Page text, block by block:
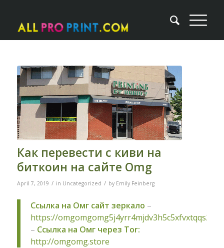
Как перевести с киви на
биткоин на сайте Omg
April 7, 2019 / in Uncategorized / by Emily Feinberg
Ссылка на Омг сайт зеркало –
https://
– Ссылка на Омг через Tor:
http://omgomg.store